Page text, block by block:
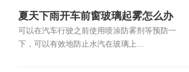
夏天下雨开车前窗玻璃起雾怎么办
可以在汽车行驶之前使用喷涂防雾剂等预防一
下，可以有效地防止水汽在玻璃上...